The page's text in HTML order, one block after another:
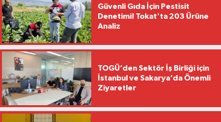
Güvenli Gıda İçin Pestisit
Denetimi! Tokat'ta 203 Ürüne
Analiz
TOGÜ’den Sektör İş Birliği için
İstanbul ve Sakarya’da Önemli
Ziyaretler